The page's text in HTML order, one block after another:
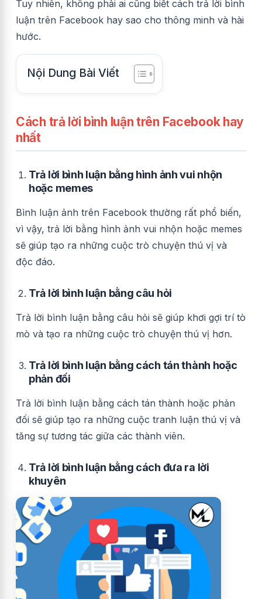
Tuy nhiên, không phải ai cũng biết cách trả lời bình
luận trên Facebook hay sao cho thông minh và hài
hước.
Nội Dung Bài Viết
Cách trả lời bình luận trên Facebook hay
nhất
Trả lời bình luận bằng hình ảnh vui nhộn
hoặc memes
Bình luận ảnh trên Facebook thường rất phổ biến,
vì vậy, trả lời bằng hình ảnh vui nhộn hoặc memes
sẽ giúp tạo ra những cuộc trò chuyện thú vị và
độc đáo.
Trả lời bình luận bằng câu hỏi
Trả lời bình luận bằng câu hỏi sẽ giúp khơi gợi trí tò
mò và tạo ra những cuộc trò chuyện thú vị hơn.
Trả lời bình luận bằng cách tán thành hoặc
phản đối
Trả lời bình luận bằng cách tán thành hoặc phản
đối sẽ giúp tạo ra những cuộc tranh luận thú vị và
tăng sự tương tác giữa các thành viên.
Trả lời bình luận bằng cách đưa ra lời
khuyên